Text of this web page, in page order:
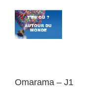
contenu
Omarama – J1